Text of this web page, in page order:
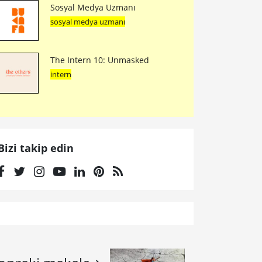
Sosyal Medya Uzmanı
sosyal medya uzmanı
The Intern 10: Unmasked
intern
takip edin